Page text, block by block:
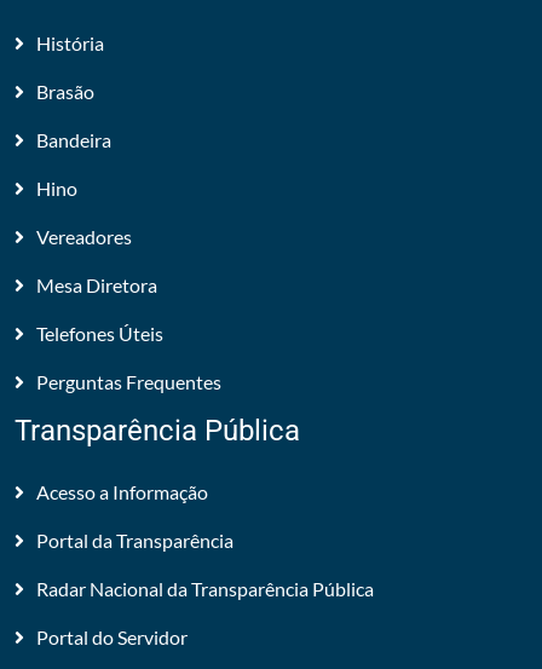
História
Brasão
Bandeira
Hino
Vereadores
Mesa Diretora
Telefones Úteis
Perguntas Frequentes
Transparência Pública
Acesso a Informação
Portal da Transparência
Radar Nacional da Transparência Pública
Portal do Servidor